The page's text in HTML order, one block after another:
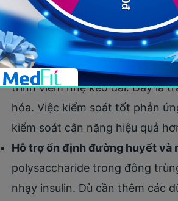
đẩy sản xuất ATP (nguồn năng
ghi nhận y học cho thấy việc
dụng oxy tối đa), từ đó hỗ trợ
Kháng viêm và chống oxy hóa:
trình viêm nhẹ kéo dài. Đây là
hóa. Việc kiểm soát tốt phản
kiểm soát cân nặng hiệu quả
Hỗ trợ ổn định đường huyết và
polysaccharide trong đông
nhạy insulin. Dù cần thêm các